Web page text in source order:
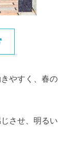
やすく、春の
させ、明るい